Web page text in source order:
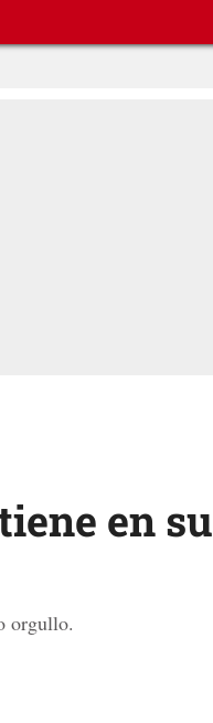
en su
orgullo.